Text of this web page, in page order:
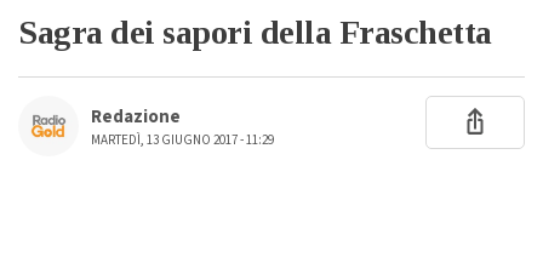
Sagra dei sapori della Fraschetta
Redazione
MARTEDÌ, 13 GIUGNO 2017 - 11:29